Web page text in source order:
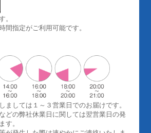
間指定がご利用可能です。
ましては１～３営業日でのお届けです。
どの弊社休業日に関しては翌営業日の発
す。